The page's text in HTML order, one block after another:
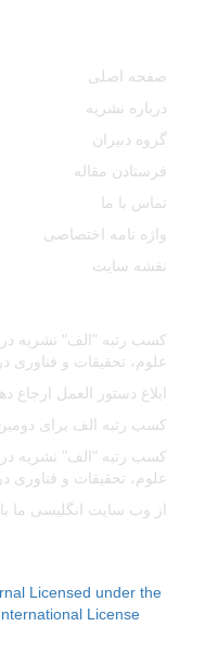
صفحه اصلی
درباره نشریه
گروه دبیران
فرستادن مقاله
تماس با ما
واژه نامه اختصاصی
نقشه سایت
کسب رتبه "الف" نشریه
علوم، تحقیقات و فناوری در
ابلاغ دستور العمل ارجاع دهی/
کسب رتبه الف برای
کسب رتبه "الف" نشریه
علوم، تحقیقات و فناوری در
از وب سایت انگلیسی ما
Licensed under the
License